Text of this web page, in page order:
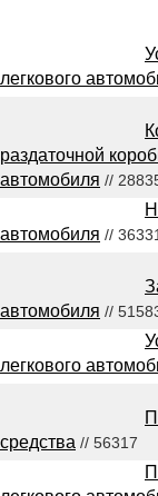
легкового
раздаточной
автомобиля //
автомобиля // 36331
автомобиля //
легкового
средства // 56317